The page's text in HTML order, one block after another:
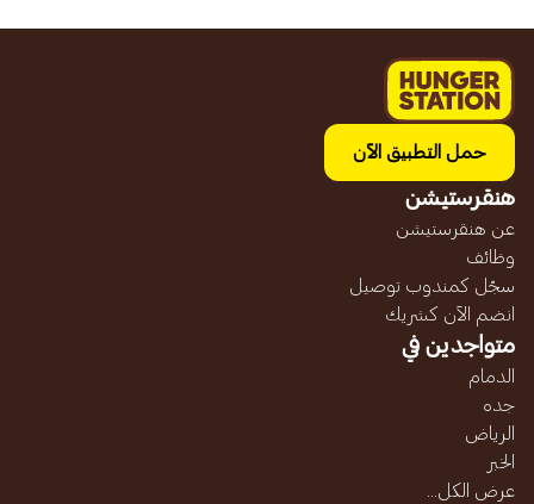
حمل التطبيق الآن
هنقرستيشن
عن هنقرستيشن
وظائف
سجّل كمندوب توصيل
انضم الآن كشريك
متواجدين في
الدمام
جده
الرياض
الخبر
عرض الكل...